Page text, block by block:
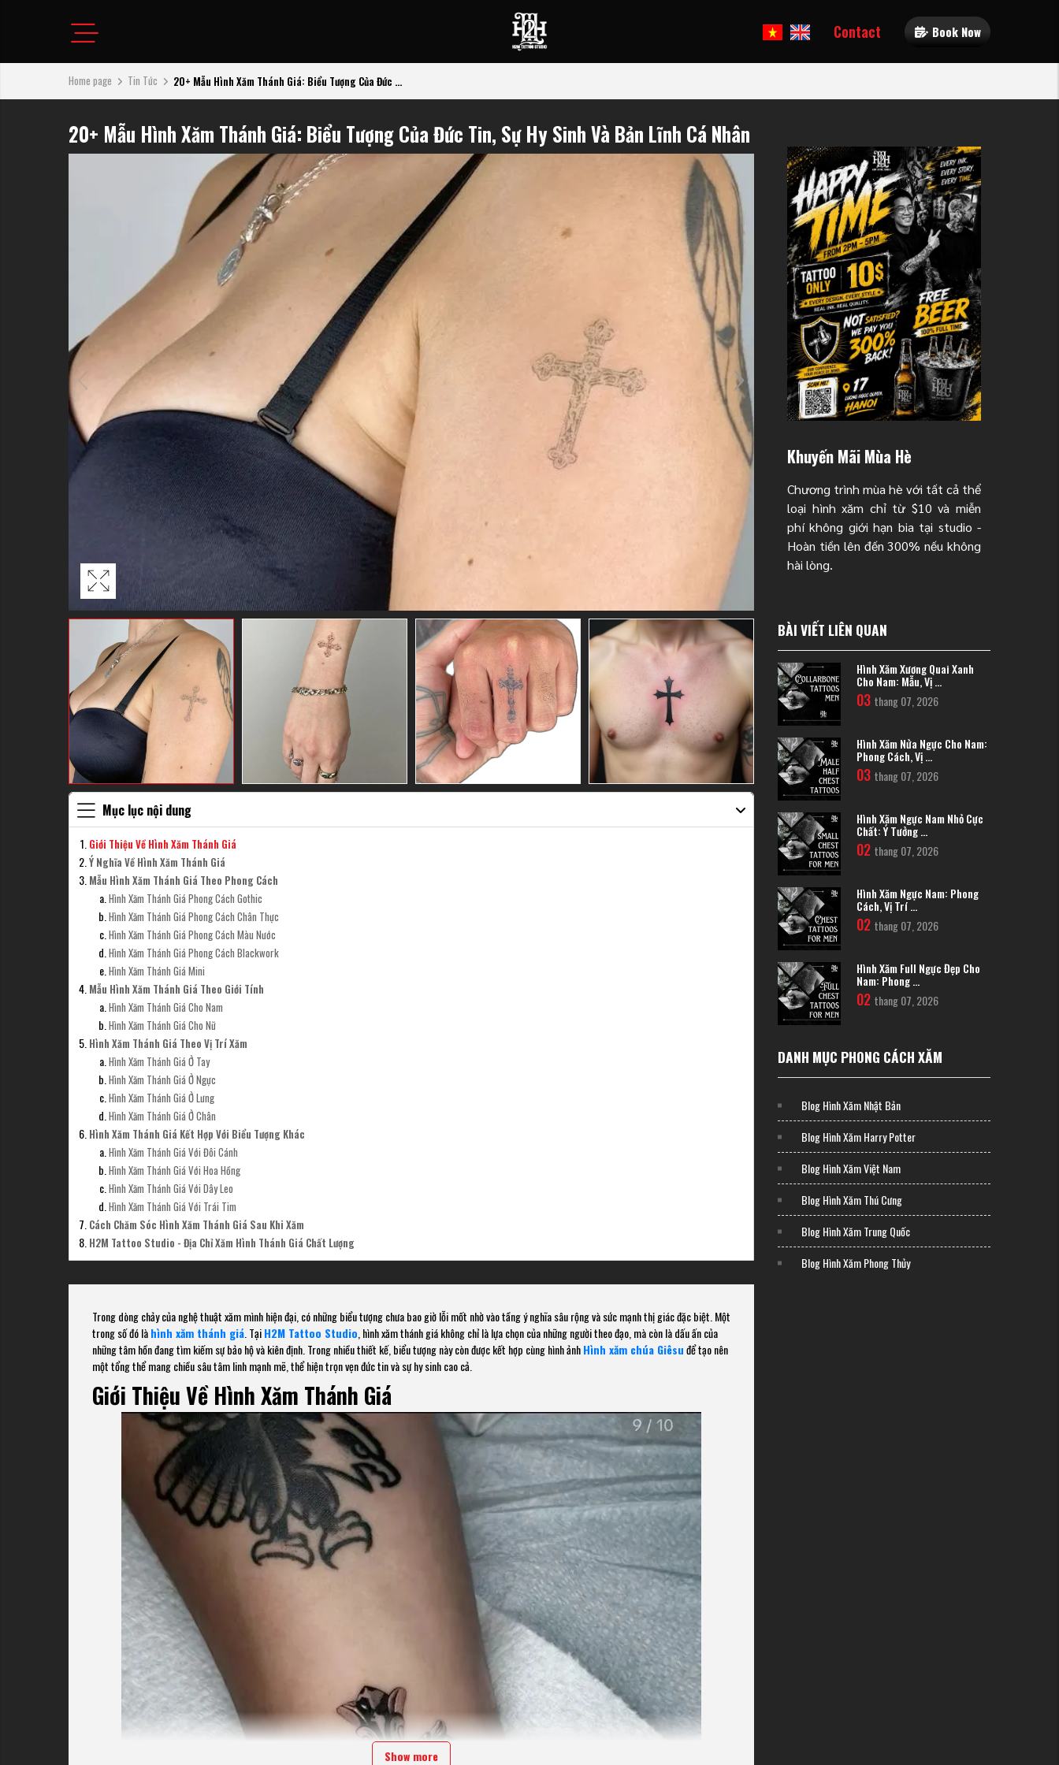
Contact Book Now
Home page Tin Tức 20+ Mẫu Hình Xăm Thánh Giá: Biểu Tượng Của Đức ...
20+ Mẫu Hình Xăm Thánh Giá: Biểu Tượng Của Đức Tin, Sự Hy Sinh Và Bản Lĩnh Cá Nhân
Mục lục nội dung
Giới Thiệu Về Hình Xăm Thánh Giá
Ý Nghĩa Về Hình Xăm Thánh Giá
Mẫu Hình Xăm Thánh Giá Theo Phong Cách
Hình Xăm Thánh Giá Phong Cách Gothic
Hình Xăm Thánh Giá Phong Cách Chân Thực
Hình Xăm Thánh Giá Phong Cách Màu Nước
Hình Xăm Thánh Giá Phong Cách Blackwork
Hình Xăm Thánh Giá Mini
Mẫu Hình Xăm Thánh Giá Theo Giới Tính
Hình Xăm Thánh Giá Cho Nam
Hình Xăm Thánh Giá Cho Nữ
Hình Xăm Thánh Giá Theo Vị Trí Xăm
Hình Xăm Thánh Giá Ở Tay
Hình Xăm Thánh Giá Ở Ngực
Hình Xăm Thánh Giá Ở Lưng
Hình Xăm Thánh Giá Ở Chân
Hình Xăm Thánh Giá Kết Hợp Với Biểu Tượng Khác
Hình Xăm Thánh Giá Với Đôi Cánh
Hình Xăm Thánh Giá Với Hoa Hồng
Hình Xăm Thánh Giá Với Dây Leo
Hình Xăm Thánh Giá Với Trái Tim
Cách Chăm Sóc Hình Xăm Thánh Giá Sau Khi Xăm
H2M Tattoo Studio - Địa Chỉ Xăm Hình Thánh Giá Chất Lượng
Trong dòng chảy của nghệ thuật xăm mình hiện đại, có những biểu tượng chưa bao giờ lỗi mốt nhờ vào tầng ý nghĩa sâu rộng và sức mạnh thị giác đặc biệt. Một
trong số đó làhình xăm thánh giá . TạiH2M Tattoo Studio , hình xăm thánh giá không chỉ là lựa chọn của những người theo đạo, mà còn là dấu ấn của
những tâm hồn đang tìm kiếm sự bảo hộ và kiên định. Trong nhiều thiết kế, biểu tượng này còn được kết hợp cùng hình ảnhHình xăm chúa Giêsuđể tạo nên
một tổng thể mang chiều sâu tâm linh mạnh mẽ, thể hiện trọn vẹn đức tin và sự hy sinh cao cả.
Giới Thiệu Về Hình Xăm Thánh Giá
Show more
Khuyến Mãi Mùa Hè
Chương trình mùa hè với tất cả thể
loại hình xăm chỉ từ $10 và miễn
phí không giới hạn bia tại studio -
Hoàn tiền lên đến 300% nếu không
hài lòng.
BÀI VIẾT LIÊN QUAN
Hình Xăm Xương Quai Xanh
Cho Nam: Mẫu, Vị ...
03 thang 07, 2026
Hình Xăm Nửa Ngực Cho Nam:
Phong Cách, Vị ...
03 thang 07, 2026
Hình Xăm Ngực Nam Nhỏ Cực
Chất: Ý Tưởng ...
02 thang 07, 2026
Hình Xăm Ngực Nam: Phong
Cách, Vị Trí ...
02 thang 07, 2026
Hình Xăm Full Ngực Đẹp Cho
Nam: Phong ...
02 thang 07, 2026
DANH MỤC PHONG CÁCH XĂM
Blog Hình Xăm Nhật Bản
Blog Hình Xăm Harry Potter
Blog Hình Xăm Việt Nam
Blog Hình Xăm Thú Cưng
Blog Hình Xăm Trung Quốc
Blog Hình Xăm Phong Thủy